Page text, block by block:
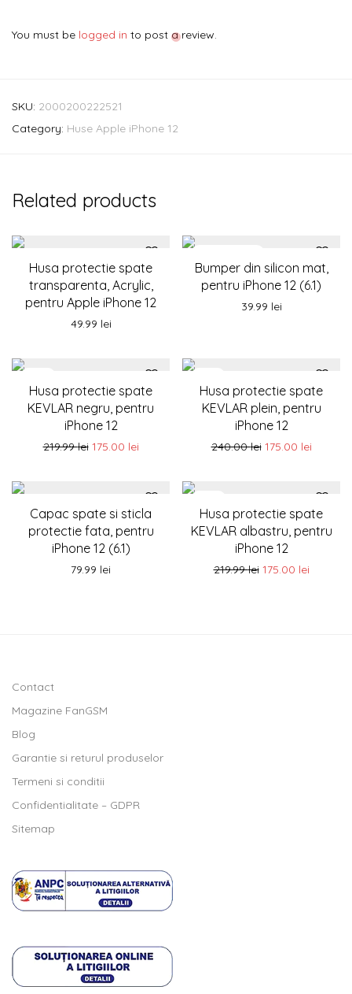
You must be logged in to post a review.
SKU: 2000200222521
Category: Huse Apple iPhone 12
Related products
Husa protectie spate
transparenta, Acrylic,
pentru Apple iPhone 12
49.99 lei
Bumper din silicon mat,
pentru iPhone 12 (6.1)
39.99 lei
Husa protectie spate
KEVLAR negru, pentru
iPhone 12
219.99lei 175.00 lei
Husa protectie spate
KEVLAR plein, pentru
iPhone 12
240.00lei 175.00 lei
Capac spate si sticla
protectie fata, pentru
iPhone 12 (6.1)
79.99 lei
Husa protectie spate
KEVLAR albastru, pentru
iPhone 12
219.99lei 175.00 lei
Contact
Magazine FanGSM
Blog
Garantie si returul produselor
Termeni si conditii
Confidentialitate – GDPR
Sitemap